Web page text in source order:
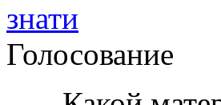
знати
Голосование